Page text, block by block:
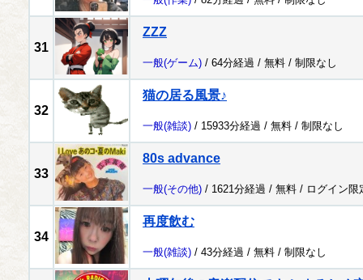
31
ZZZ
一般(ゲーム) / 64分経過 / 無料 / 制限なし
32
猫の居る風景♪
一般(雑談) / 15933分経過 / 無料 / 制限なし
33
80s advance
一般(その他) / 1621分経過 / 無料 / ログイン限
34
再度飲む
一般(雑談) / 43分経過 / 無料 / 制限なし